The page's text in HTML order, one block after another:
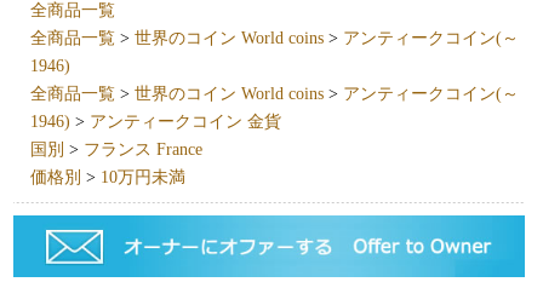
全商品一覧
全商品一覧 >世界のコイン World coins > アンティークコイン(～
1946)
全商品一覧 >世界のコイン World coins > アンティークコイン(～
1946) > アンティークコイン 金貨
国別 > フランス France
価格別 > 10万円未満